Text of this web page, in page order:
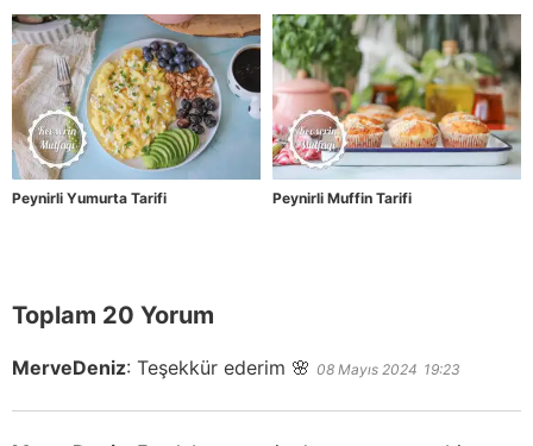
Peynirli Yumurta Tarifi Peynirli Muffin Tarifi
Toplam 20 Yorum
MerveDeniz: Teşekkür ederim 🌸 08 Mayıs 2024 19:23